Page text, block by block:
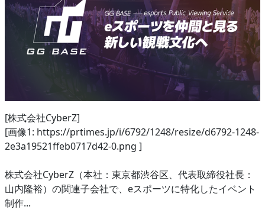
[株式会社CyberZ]
[画像1: https://prtimes.jp/i/6792/1248/resize/d6792-1248-
2e3a19521ffeb0717d42-0.png ]
株式会社CyberZ（本社：東京都渋谷区、代表取締役社長：
山内隆裕）の関連子会社で、eスポーツに特化したイベント
制作...